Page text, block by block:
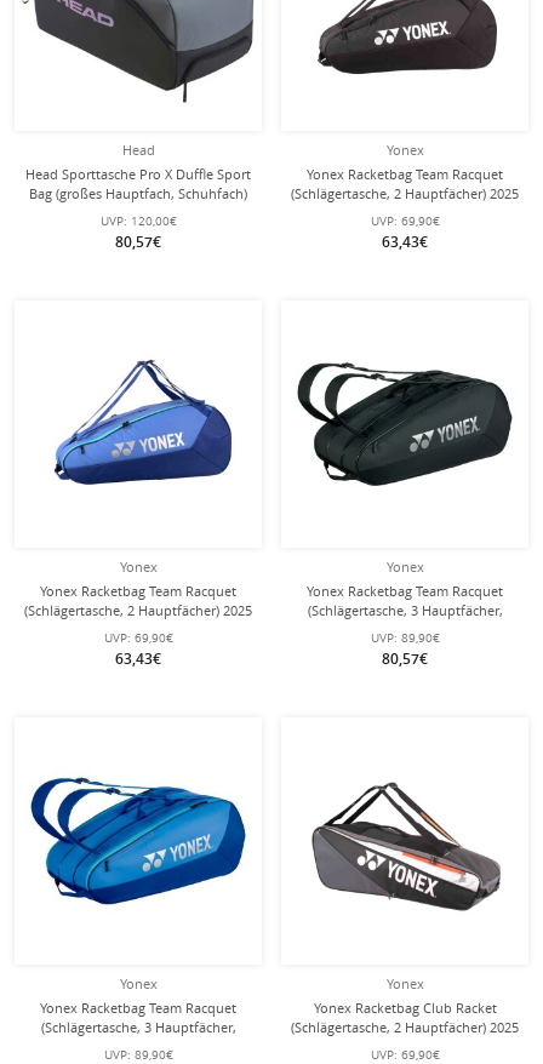
Head
Head Sporttasche Pro X Duffle Sport
Bag (großes Hauptfach, Schuhfach)
2025 schwarz/dunkelgrau
UVP: 120,00€
80,57€
Yonex
Yonex Racketbag Team Racquet
(Schlägertasche, 2 Hauptfächer) 2025
schwarz 6er
UVP: 69,90€
63,43€
Yonex
Yonex Racketbag Team Racquet
(Schlägertasche, 2 Hauptfächer) 2025
blau 6er
UVP: 69,90€
63,43€
Yonex
Yonex Racketbag Team Racquet
(Schlägertasche, 3 Hauptfächer,
Schuhfach) 2025 schwarz 9er
UVP: 89,90€
80,57€
Yonex
Yonex Racketbag Team Racquet
(Schlägertasche, 3 Hauptfächer,
Schuhfach) 2025 blau 9er
UVP: 89,90€
Yonex
Yonex Racketbag Club Racket
(Schlägertasche, 2 Hauptfächer) 2025
schwarz 6er
UVP: 69,90€